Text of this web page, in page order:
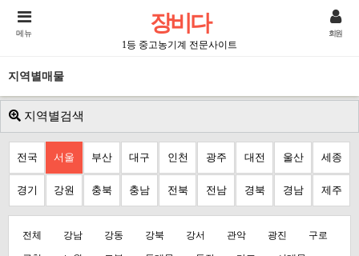
장비다
1등 중고농기계 전문사이트
메뉴 회원
지역별매물
지역별검색
전국 서울 부산 대구 인천 광주 대전 울산 세종
경기 강원 충북 충남 전북 전남 경북 경남 제주
전체 강남 강동 강북 강서 관악 광진 구로